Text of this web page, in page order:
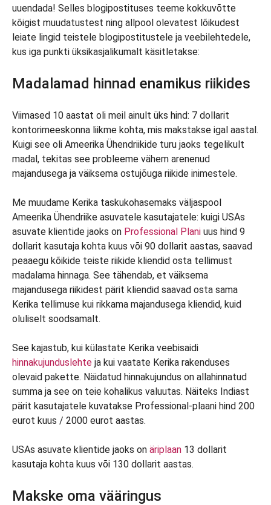
uuendada! Selles blogipostituses teeme kokkuvõtte
kõigist muudatustest ning allpool olevatest lõikudest
leiate lingid teistele blogipostitustele ja veebilehtedele,
kus iga punkti üksikasjalikumalt käsitletakse:
Madalamad hinnad enamikus riikides
Viimased 10 aastat oli meil ainult üks hind: 7 dollarit
kontorimeeskonna liikme kohta, mis makstakse igal aastal.
Kuigi see oli Ameerika Ühendriikide turu jaoks tegelikult
madal, tekitas see probleeme vähem arenenud
majandusega ja väiksema ostujõuga riikide inimestele.
Me muudame Kerika taskukohasemaks väljaspool
Ameerika Ühendriike asuvatele kasutajatele: kuigi USAs
asuvate klientide jaoks on Professional Plani uus hind 9
dollarit kasutaja kohta kuus või 90 dollarit aastas, saavad
peaaegu kõikide teiste riikide kliendid osta tellimust
madalama hinnaga. See tähendab, et väiksema
majandusega riikidest pärit kliendid saavad osta sama
Kerika tellimuse kui rikkama majandusega kliendid, kuid
oluliselt soodsamalt.
See kajastub, kui külastate Kerika veebisaidi
hinnakujunduslehte ja kui vaatate Kerika rakenduses
olevaid pakette. Näidatud hinnakujundus on allahinnatud
summa ja see on teie kohalikus valuutas. Näiteks Indiast
pärit kasutajatele kuvatakse Professional-plaani hind 200
eurot kuus / 2000 eurot aastas.
USAs asuvate klientide jaoks on äriplaan 13 dollarit
kasutaja kohta kuus või 130 dollarit aastas.
Makske oma vääringus